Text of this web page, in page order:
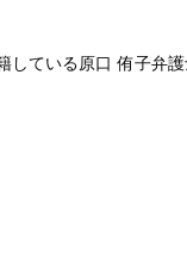
ている原口 侑子弁